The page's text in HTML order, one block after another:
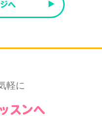
へ
軽に
スンへ